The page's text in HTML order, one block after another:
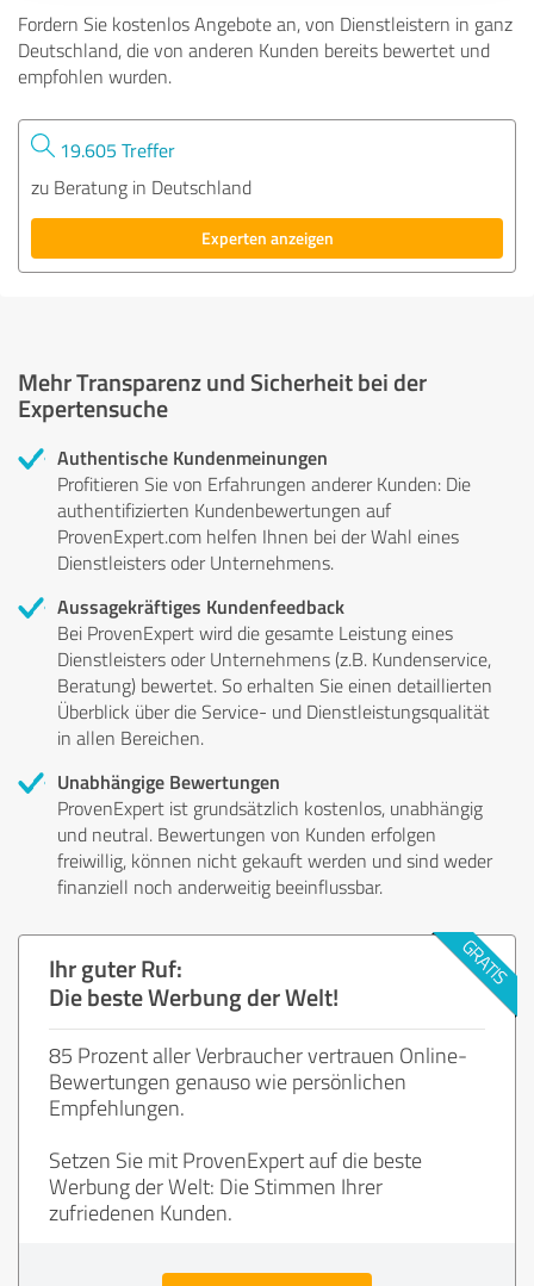
Fordern Sie kostenlos Angebote an, von Dienstleistern in ganz
Deutschland, die von anderen Kunden bereits bewertet und
empfohlen wurden.
19.605 Treffer
zu Beratung in Deutschland
Experten anzeigen
Mehr Transparenz und Sicherheit bei der
Expertensuche
Authentische Kundenmeinungen
Profitieren Sie von Erfahrungen anderer Kunden: Die
authentifizierten Kundenbewertungen auf
ProvenExpert.com helfen Ihnen bei der Wahl eines
Dienstleisters oder Unternehmens.
Aussagekräftiges Kundenfeedback
Bei ProvenExpert wird die gesamte Leistung eines
Dienstleisters oder Unternehmens (z.B. Kundenservice,
Beratung) bewertet. So erhalten Sie einen detaillierten
Überblick über die Service- und Dienstleistungsqualität
in allen Bereichen.
Unabhängige Bewertungen
ProvenExpert ist grundsätzlich kostenlos, unabhängig
und neutral. Bewertungen von Kunden erfolgen
freiwillig, können nicht gekauft werden und sind weder
finanziell noch anderweitig beeinflussbar.
Ihr guter Ruf:
Die beste Werbung der Welt!
85 Prozent aller Verbraucher vertrauen Online-
Bewertungen genauso wie persönlichen
Empfehlungen.
Setzen Sie mit ProvenExpert auf die beste
Werbung der Welt: Die Stimmen Ihrer
zufriedenen Kunden.